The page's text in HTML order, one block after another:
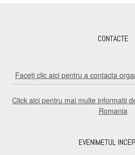
CONTACTE
Faceți clic aici pentru a contacta
Click aici pentru mai multe informatii
Romania
EVENIMETUL